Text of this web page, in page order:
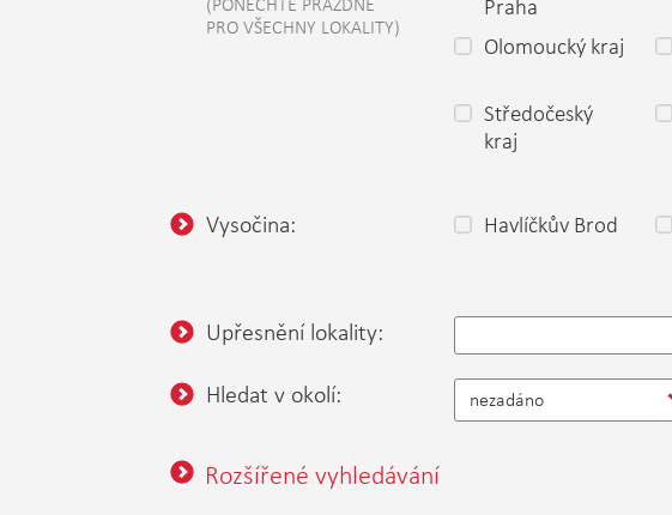
PRO VŠECHNY LOKALITY)
Praha
Olomoucký kraj
Středočeský
kraj
Vysočina: Havlíčkův Brod
Upřesnění lokality:
Hledat v okolí: nezadáno
Rozšířené vyhledávání